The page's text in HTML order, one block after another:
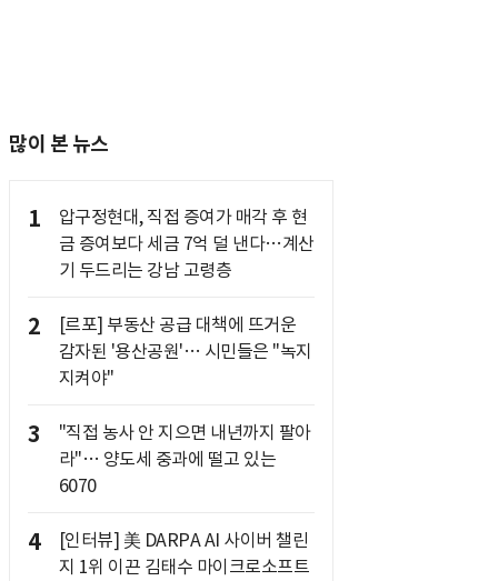
많이 본 뉴스
1
압구정현대, 직접 증여가 매각 후 현
금 증여보다 세금 7억 덜 낸다…계산
기 두드리는 강남 고령층
2
[르포] 부동산 공급 대책에 뜨거운
감자된 '용산공원'… 시민들은 "녹지
지켜야"
3
"직접 농사 안 지으면 내년까지 팔아
라"… 양도세 중과에 떨고 있는
6070
4
[인터뷰] 美 DARPA AI 사이버 챌린
지 1위 이끈 김태수 마이크로소프트